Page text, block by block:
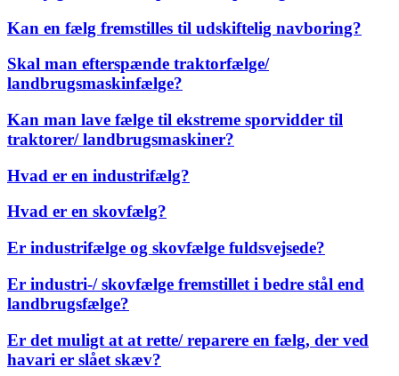
Kan en fælg fremstilles til udskiftelig navboring?
Skal man efterspænde traktorfælge/
landbrugsmaskinfælge?
Kan man lave fælge til ekstreme sporvidder til
traktorer/ landbrugsmaskiner?
Hvad er en industrifælg?
Hvad er en skovfælg?
Er industrifælge og skovfælge fuldsvejsede?
Er industri-/ skovfælge fremstillet i bedre stål end
landbrugsfælge?
Er det muligt at at rette/ reparere en fælg, der ved
havari er slået skæv?